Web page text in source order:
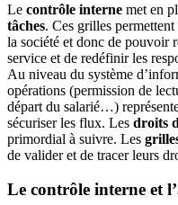
Le contrôle interne met en
tâches. Ces grilles
la société et donc de pouvoir
service et de redéfinir les
Au niveau du système
opérations (permission de
départ du salarié…)
sécuriser les flux. Les droits
primordial à suivre. Les
de valider et de tracer leurs
Le contrôle interne et